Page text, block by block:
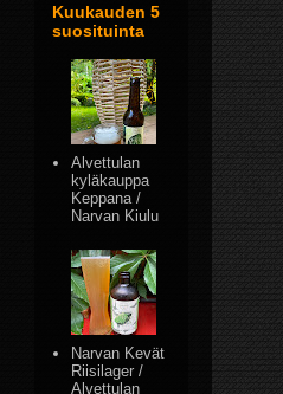
Kuukauden 5
suosituinta
Alvettulan
kyläkauppa
Keppana /
Narvan Kiulu
Narvan Kevät
Riisilager /
Alvettulan